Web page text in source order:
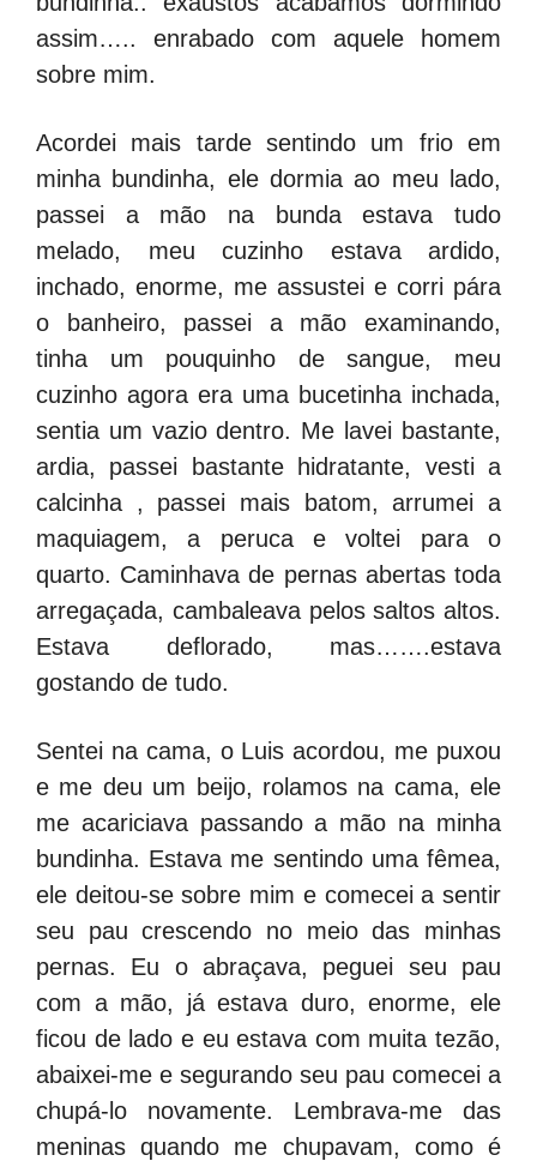
assim….. enrabado com aquele homem
sobre mim.
Acordei mais tarde sentindo um frio em
minha bundinha, ele dormia ao meu lado,
passei a mão na bunda estava tudo
melado, meu cuzinho estava ardido,
inchado, enorme, me assustei e corri pára
o banheiro, passei a mão examinando,
tinha um pouquinho de sangue, meu
cuzinho agora era uma bucetinha inchada,
sentia um vazio dentro. Me lavei bastante,
ardia, passei bastante hidratante, vesti a
calcinha , passei mais batom, arrumei a
maquiagem, a peruca e voltei para o
quarto. Caminhava de pernas abertas toda
arregaçada, cambaleava pelos saltos altos.
Estava deflorado, mas…….estava
gostando de tudo.
Sentei na cama, o Luis acordou, me puxou
e me deu um beijo, rolamos na cama, ele
me acariciava passando a mão na minha
bundinha. Estava me sentindo uma fêmea,
ele deitou-se sobre mim e comecei a sentir
seu pau crescendo no meio das minhas
pernas. Eu o abraçava, peguei seu pau
com a mão, já estava duro, enorme, ele
ficou de lado e eu estava com muita tezão,
abaixei-me e segurando seu pau comecei a
chupá-lo novamente. Lembrava-me das
meninas quando me chupavam, como é